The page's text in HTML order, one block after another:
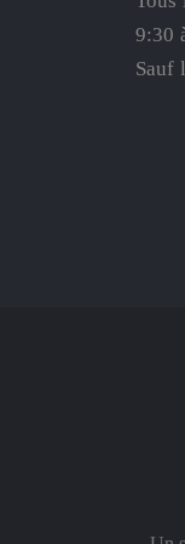
9:30
Sauf